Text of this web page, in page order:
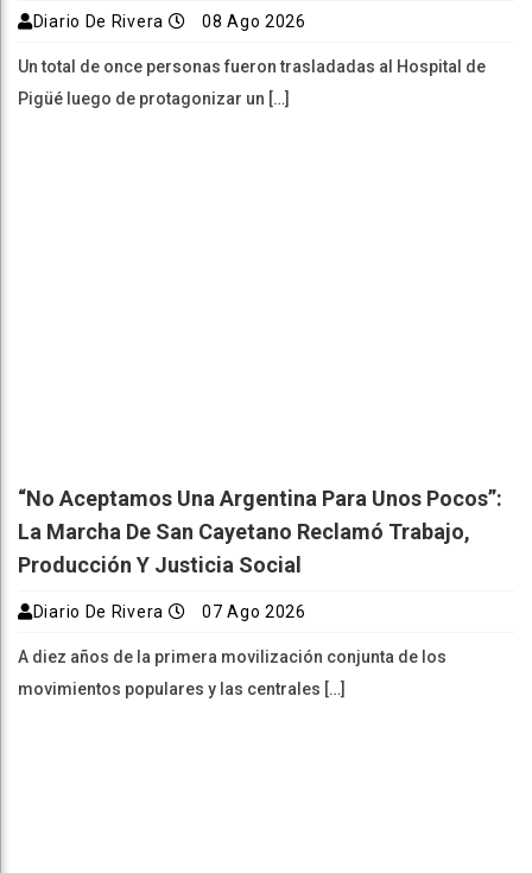
Diario De Rivera 08 Ago 2026
Un total de once personas fueron trasladadas al Hospital de
Pigüé luego de protagonizar un […]
“No Aceptamos Una Argentina Para Unos Pocos”:
La Marcha De San Cayetano Reclamó Trabajo,
Producción Y Justicia Social
Diario De Rivera 07 Ago 2026
A diez años de la primera movilización conjunta de los
movimientos populares y las centrales […]